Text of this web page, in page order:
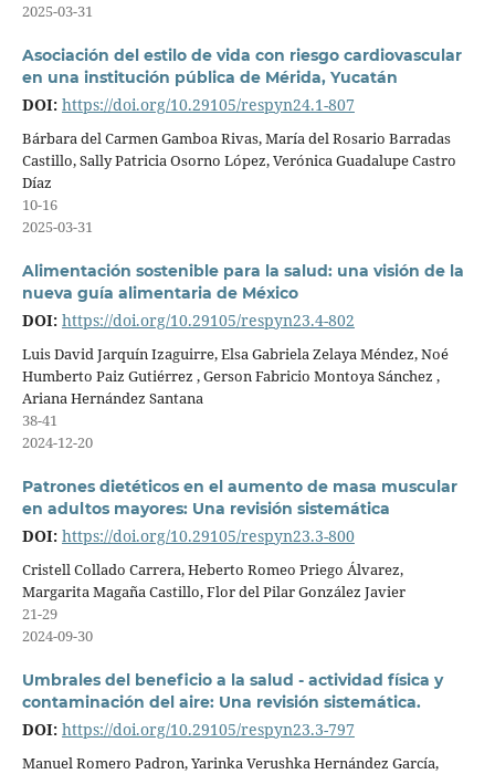
2025-03-31
Asociación del estilo de vida con riesgo cardiovascular
en una institución pública de Mérida, Yucatán
DOI: https://doi.org/10.29105/respyn24.1-807
Bárbara del Carmen Gamboa Rivas, María del Rosario Barradas
Castillo, Sally Patricia Osorno López, Verónica Guadalupe Castro
Díaz
10-16
2025-03-31
Alimentación sostenible para la salud: una visión de la
nueva guía alimentaria de México
DOI: https://doi.org/10.29105/respyn23.4-802
Luis David Jarquín Izaguirre, Elsa Gabriela Zelaya Méndez, Noé
Humberto Paiz Gutiérrez , Gerson Fabricio Montoya Sánchez ,
Ariana Hernández Santana
38-41
2024-12-20
Patrones dietéticos en el aumento de masa muscular
en adultos mayores: Una revisión sistemática
DOI: https://doi.org/10.29105/respyn23.3-800
Cristell Collado Carrera, Heberto Romeo Priego Álvarez,
Margarita Magaña Castillo, Flor del Pilar González Javier
21-29
2024-09-30
Umbrales del beneficio a la salud - actividad física y
contaminación del aire: Una revisión sistemática.
DOI: https://doi.org/10.29105/respyn23.3-797
Manuel Romero Padron, Yarinka Verushka Hernández García,